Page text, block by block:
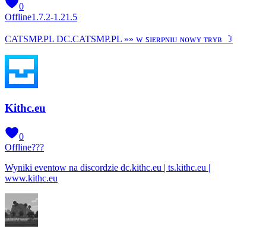
0
Offline1.7.2-1.21.5
CATSMP.PL DC.CATSMP.PL »» ᴡ ꜱɪᴇʀᴘɴɪᴜ ɴᴏᴡʏ ᴛʀʏʙ ☽
Kithc.eu
0
Offline???
Wyniki eventow na discordzie dc.kithc.eu | ts.kithc.eu |
www.kithc.eu